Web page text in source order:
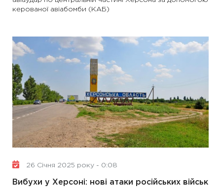
керованої авіабомби (КАБ)
26 Січня 2025 року - 0:08
Вибухи у Херсоні: нові атаки російських військ